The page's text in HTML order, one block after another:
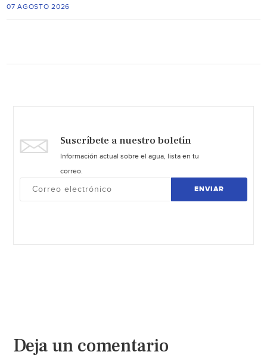
07 AGOSTO 2026
Suscríbete a nuestro boletín
Información actual sobre el agua, lista en tu
correo.
ENVIAR
Deja un comentario